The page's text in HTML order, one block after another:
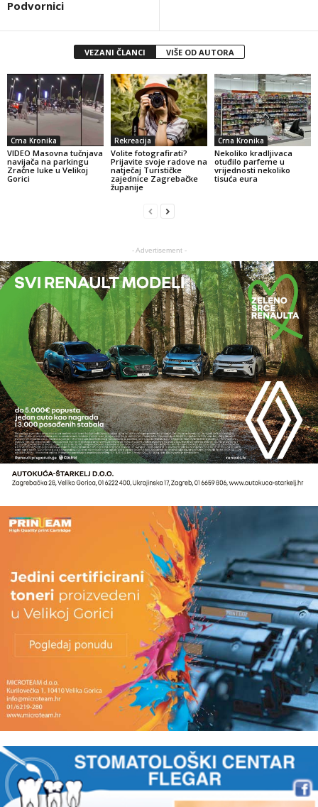
Podvornici
VEZANI ČLANCI VIŠE OD AUTORA
Crna Kronika
VIDEO Masovna tučnjava
navijača na parkingu
Zračne luke u Velikoj
Gorici
Rekreacija
Volite fotografirati?
Prijavite svoje radove na
natječaj Turističke
zajednice Zagrebačke
županije
Crna Kronika
Nekoliko kradljivaca
otuđilo parfeme u
vrijednosti nekoliko
tisuća eura
- Advertisement -